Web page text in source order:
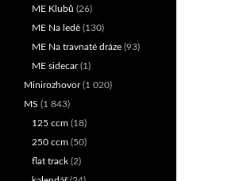
ME Klubů (26)
ME Na ledě (130)
ME Na travnaté dráze (93)
ME sidecar(1)
Minirozhovor(1 020)
MS (1 843)
125 ccm (18)
250 ccm (50)
flat track (2)